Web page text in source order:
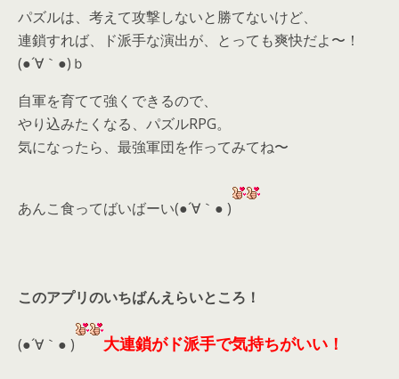
パズルは、考えて攻撃しないと勝てないけど、
連鎖すれば、ド派手な演出が、とっても爽快だよ〜！
(●´∀｀●)ｂ
自軍を育てて強くできるので、
やり込みたくなる、パズルRPG。
気になったら、 最強軍団を作ってみてね〜
あんこ食ってばいばーい(●´∀｀● )
このアプリのいちばんえらいところ！
(●´∀｀● ) 大連鎖がド派手で気持ちがいい！